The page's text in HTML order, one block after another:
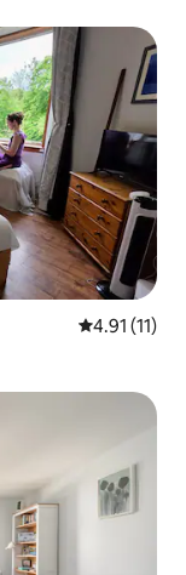
平均评分
4.91 (11)